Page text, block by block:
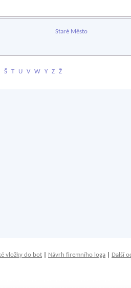
Staré Město
Š T U V W Y Z Ž
vložky do bot Návrh firemního loga Další